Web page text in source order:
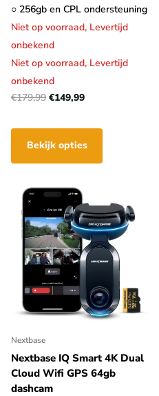
○ 256gb en CPL ondersteuning
Niet op voorraad, Levertijd
onbekend
Niet op voorraad, Levertijd
onbekend
€179,99 €149,99
Bekijk opties
Nextbase
Nextbase IQ Smart 4K Dual
Cloud Wifi GPS 64gb
dashcam